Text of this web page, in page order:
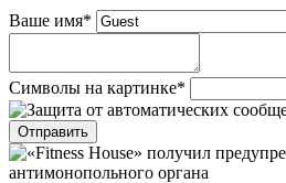
Ваше имя*
Символы на картинке*